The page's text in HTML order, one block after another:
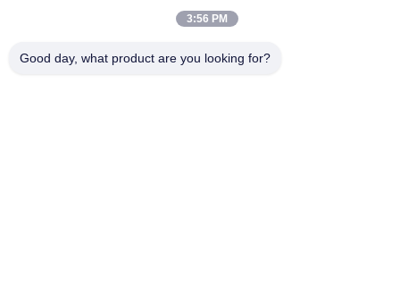
3:56 PM
Good day, what product are you looking for?